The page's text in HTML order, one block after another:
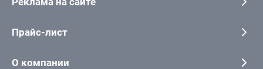
Прайс-лист
О компании